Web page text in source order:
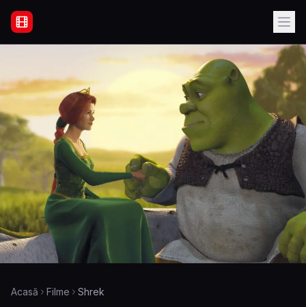
Filme Online Subtitrate - Acasă
Acasă Filme Shrek